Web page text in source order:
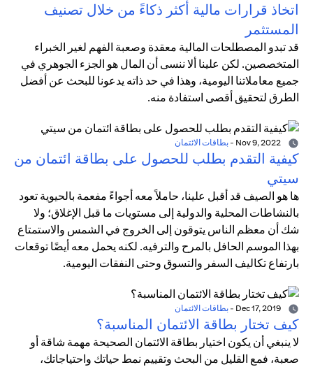
اتخاذ قرارات مالية أكثر ذكاءً من خلال تصنيف
المستثمر
قد تبدو المصطلحات المالية معقدة وصعبة الفهم لغير الخبراء
المتخصصين. لكن علينا ألا ننسى أن المال هو الجزء الجوهري في
جميع معاملاتنا اليومية، وهذا في حد ذاته يدعونا للبحث عن أفضل
الطرق لتحقيق أقصى استفادة منه.
- بطاقات الائتمان
كيفية التقدم بطلب للحصول على بطاقة ائتمان من
سيتي
ها هو الصيف قد أقبل علينا، حاملاً معه أجواءً مفعمة بالحيوية تعود
بالنشاطات المحلية والدولية إلى مستويات ما قبل الإغلاق؛ ولا
شك أن معظم الناس يتوقون إلى الخروج في الشمس والاستمتاع
بهذا الموسم الحافل بالمرح والترفيه. لكنه يحمل معه أيضًا توقعات
بارتفاع تكاليف السفر والتسوق وحتى النفقات اليومية.
- بطاقات الائتمان
كيف تختار بطاقة الائتمان المناسبة؟
لا ينبغي أن يكون اختيار بطاقة الائتمان الصحيحة مهمة شاقة أو
صعبة، فمع القليل من البحث وتقييم نمط حياتك واحتياجاتك،